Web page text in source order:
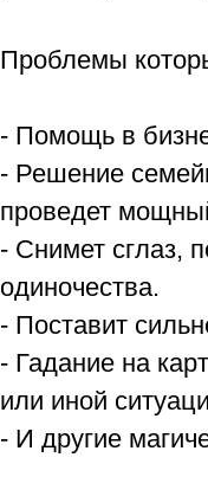
Проблемы
- Помощь в
- Решение
проведет
- Снимет сглаз,
одиночества.
- Поставит
- Гадание на
или иной
- И другие